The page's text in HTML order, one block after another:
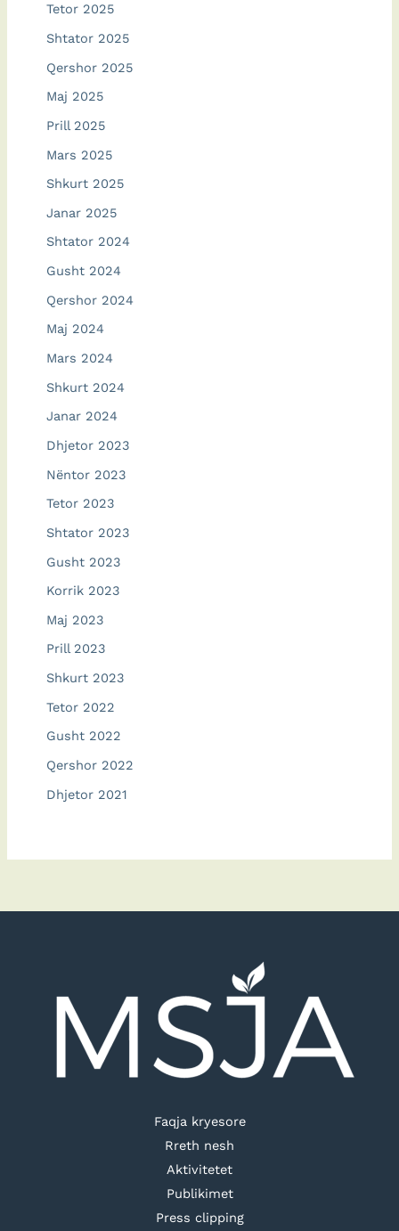
Tetor 2025
Shtator 2025
Qershor 2025
Maj 2025
Prill 2025
Mars 2025
Shkurt 2025
Janar 2025
Shtator 2024
Gusht 2024
Qershor 2024
Maj 2024
Mars 2024
Shkurt 2024
Janar 2024
Dhjetor 2023
Nëntor 2023
Tetor 2023
Shtator 2023
Gusht 2023
Korrik 2023
Maj 2023
Prill 2023
Shkurt 2023
Tetor 2022
Gusht 2022
Qershor 2022
Dhjetor 2021
Faqja kryesore
Rreth nesh
Aktivitetet
Publikimet
Press clipping